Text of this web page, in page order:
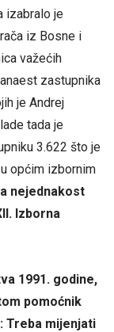
izabralo je
iz Bosne i
važećih
zastupnika
je Andrej
tada je
3.622 što je
općim izbornim
nejednakost
Izborna
1991. godine,
pomoćnik
Treba mijenjati